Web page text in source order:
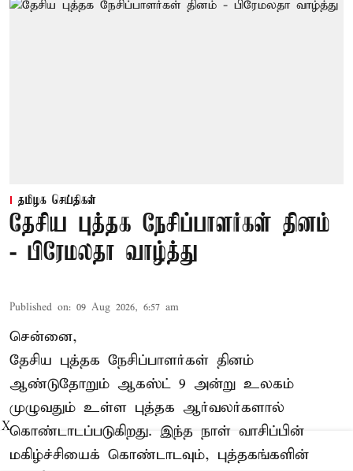
தமிழக செய்திகள்
தேசிய புத்தக நேசிப்பாளர்கள் தினம்
- பிரேமலதா வாழ்த்து
Published on: 09 Aug 2026, 6:57 am
சென்னை,
தேசிய புத்தக நேசிப்பாளர்கள் தினம்
ஆண்டுதோறும் ஆகஸ்ட் 9 அன்று உலகம்
முழுவதும் உள்ள புத்தக ஆர்வலர்களால்
கொண்டாடப்படுகிறது. இந்த நாள் வாசிப்பின்
மகிழ்ச்சியைக் கொண்டாடவும், புத்தகங்களின்
X